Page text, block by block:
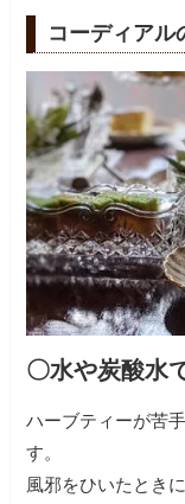
コーディアル
〇水や炭酸水
ハーブティーが苦
す。
風邪をひいたとき